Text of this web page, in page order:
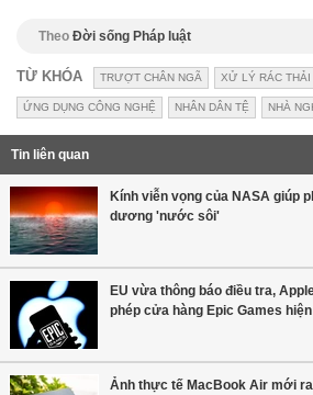
Theo Đời sống Pháp luật
TỪ KHÓA TRƯỢT CHÂN NGÃ XỬ LÝ RÁC THẢI
ỨNG DỤNG CÔNG NGHỆ NHÂN DÂN TỆ NHÀ
Tin liên quan
Kính viễn vọng của NASA giúp
dương 'nước sôi'
EU vừa thông báo điều tra,
phép cửa hàng Epic Games
Ảnh thực tế MacBook Air mới